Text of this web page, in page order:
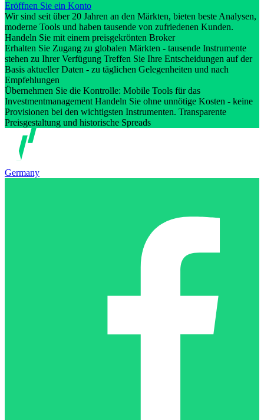
Eröffnen Sie ein Konto
Wir sind seit über 20 Jahren an den Märkten, bieten beste Analysen,
moderne Tools und haben tausende von zufriedenen Kunden.
Handeln Sie mit einem preisgekrönten Broker
Erhalten Sie Zugang zu globalen Märkten - tausende Instrumente
stehen zu Ihrer Verfügung Treffen Sie Ihre Entscheidungen auf der
Basis aktueller Daten - zu täglichen Gelegenheiten und nach
Empfehlungen
Übernehmen Sie die Kontrolle: Mobile Tools für das
Investmentmanagement Handeln Sie ohne unnötige Kosten - keine
Provisionen bei den wichtigsten Instrumenten. Transparente
Preisgestaltung und historische Spreads
Germany